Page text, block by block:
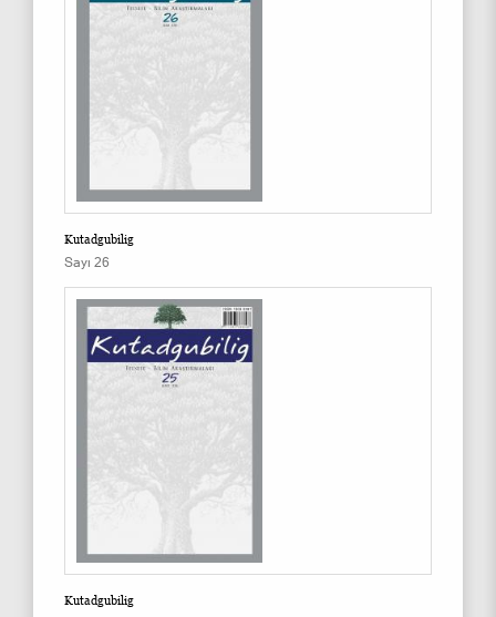
Kutadgubilig
Sayı 26
Kutadgubilig